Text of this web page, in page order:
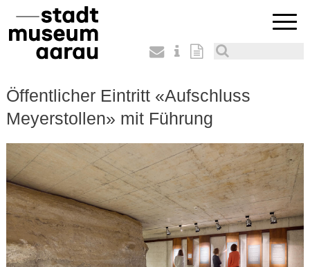
Öffentlicher Eintritt «Aufschluss
Meyerstollen» mit Führung